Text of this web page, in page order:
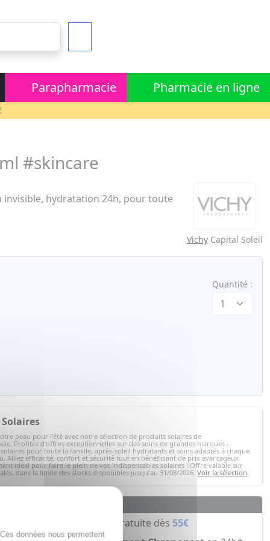
Parapharmacie Pharmacie en ligne
#skincare
invisible, hydratation 24h, pour toute
Vichy Capital Soleil
Quantité :
peau pour l'été avec notre sélection de produits solaires de
Profitez d'offres exceptionnelles sur des soins de grandes marques :
pour toute la famille, après-soleil hydratants et soins adaptés à chaque
Alliez efficacité, confort et sécurité tout en bénéficiant de prix avantageux.
idéal pour faire le plein de vos indispensables solaires ! Offre valable sur
dans la limite des stocks disponibles jusqu'au 31/08/2026.Voir la sélection
Livraison gratuite dès 55€
données nous permettent